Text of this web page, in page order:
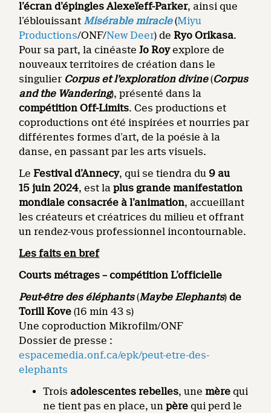
l’écran d’épingles Alexeïeff-Parker, ainsi que
l’éblouissant Misérable miracle(Miyu
Productions/ONF/New Deer) deRyo Orikasa.
Pour sa part, la cinéasteJo Royexplore de
nouveaux territoires de création dans le
singulier Corpus et l’exploration divine(Corpus
and the Wandering), présenté dans la
compétition Off-Limits. Ces productions et
coproductions ont été inspirées et nourries par
différentes formes d’art, de la poésie à la
danse, en passant par les arts visuels.
LeFestival d’Annecy, qui se tiendra du 9 au
15 juin 2024, est laplus grande manifestation
mondiale consacrée à l’animation, accueillant
les créateurs et créatrices du milieu et offrant
un rendez-vous professionnel incontournable.
Les faits en bref
Courts métrages – compétition L’officielle
Peut-être des éléphants(Maybe Elephants) de
Torill Kove(16 min 43 s)
Une coproduction Mikrofilm/ONF
Dossier de presse :
espacemedia.onf.ca/epk/peut-etre-des-
elephants
Trois adolescentes rebelles, une mère qui
ne tient pas en place, unpère qui perd le